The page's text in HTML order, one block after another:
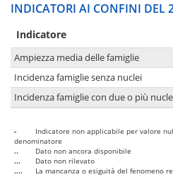
INDICATORI AI CONFINI DEL
Indicatore
Ampiezza media delle famiglie
Incidenza famiglie senza nuclei
Incidenza famiglie con due o più
-
Indicatore non applicabile per valore
denominatore
..
Dato non ancora disponibile
...
Dato non rilevato
....
La mancanza o esiguità del fenomeno